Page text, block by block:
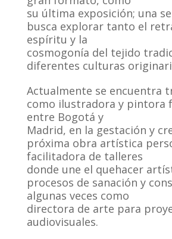
su última exposición; una
busca explorar tanto el
espíritu y la
cosmogonía del tejido
diferentes culturas
Actualmente se encuentra
como ilustradora y pintora
entre Bogotá y
Madrid, en la gestación y
próxima obra artística
facilitadora de talleres
donde une el quehacer
procesos de sanación y
algunas veces como
directora de arte para
audiovisuales.